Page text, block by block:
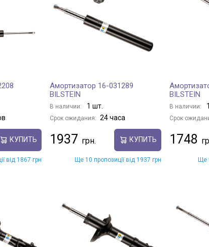
КУПИТЬ
від 1867 грн
Амортизатор 16-031289
BILSTEIN
В наличии: 1 шт.
Срок ожидания: 24 часа
1937 КУПИТЬ
Ще 10 пропозиції від 1937 грн
BILSTEIN
В наличии:
Срок
1748
Ще